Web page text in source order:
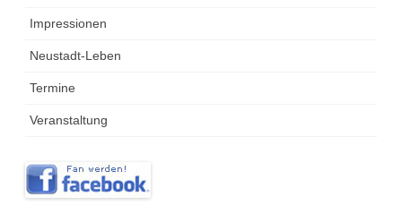
Impressionen
Neustadt-Leben
Termine
Veranstaltung